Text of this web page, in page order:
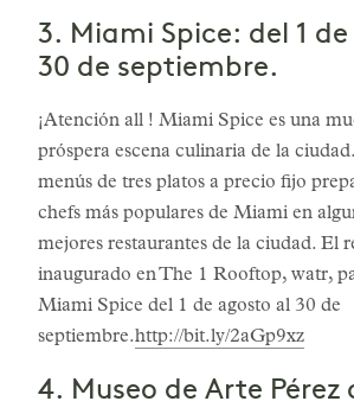
3. Miami Spice: del 1
30 de septiembre.
¡Atención all ! Miami Spice es una
próspera escena culinaria de la
menús de tres platos a precio fijo
chefs más populares de Miami en
mejores restaurantes de la ciudad. El
inaugurado en The 1 Rooftop, watr,
Miami Spice del 1 de agosto al 30 de
septiembre.http://bit.ly/2aGp9xz
4. Museo de Arte Pérez